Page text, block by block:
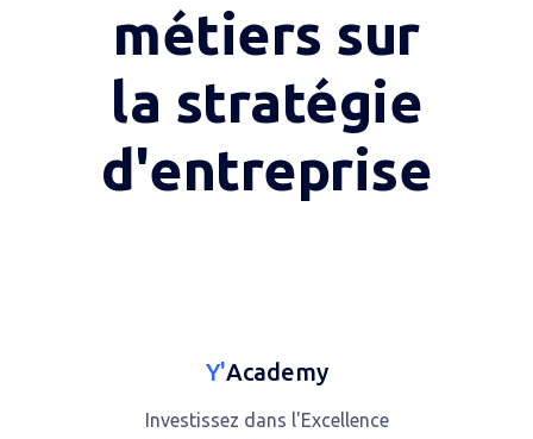
métiers sur
la stratégie
d'entreprise
Y'Academy
Investissez dans l'Excellence